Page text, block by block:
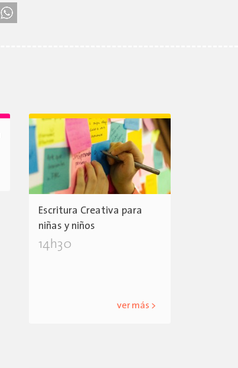
Escritura Creativa para
niñas y niños
14h30
ver más >